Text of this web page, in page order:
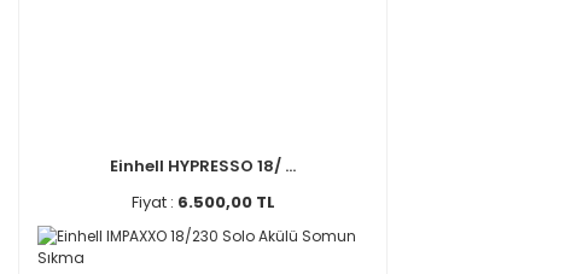
Einhell HYPRESSO 18/ ...
Fiyat : 6.500,00 TL